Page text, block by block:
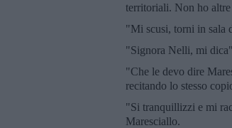
territoriali. Non ho
"Mi scusi, torni in sala
"Signora Nelli, mi
"Che le devo dire
recitando lo stesso
"Si tranquillizzi e mi
Maresciallo.